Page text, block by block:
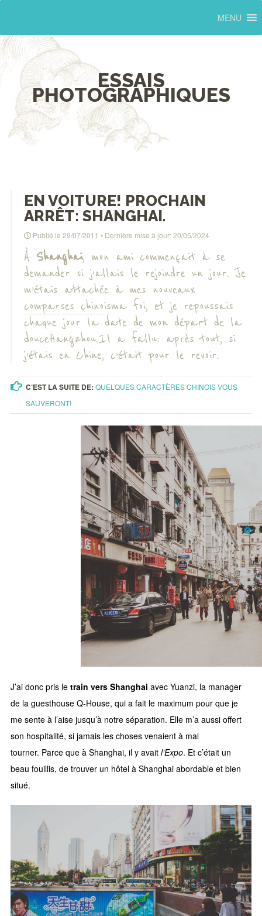
MENU
ESSAIS
PHOTOGRAPHIQUES
EN VOITURE! PROCHAIN
ARRÊT: SHANGHAI.
Publié le 29/07/2011 • Dernière mise à jour:20/05/2024
À Shanghai, mon ami commençait à se
demander si j’allais le rejoindre un jour. Je
m’étais attachée à mes nouveaux
comparses chinoisma foi, et je repoussais
chaque jour la date de mon départ de la
douce Hangzhou. Il a fallu: après tout, si
j’étais en Chine, c’était pour le revoir.
C’EST LA SUITE DE: QUELQUES CARACTÈRES CHINOIS VOUS
SAUVERONT!
J’ai donc pris le train vers Shanghai avec Yuanzi, la manager
de la guesthouse Q-House, qui a fait le maximum pour que je
me sente à l’aise jusqu’à notre séparation. Elle m’a aussi offert
son hospitalité, si jamais les choses venaient à mal
tourner. Parce que à Shanghai, il y avait l’Expo. Et c’était un
beau fouillis, de trouver un hôtel à Shanghai abordable et bien
situé.